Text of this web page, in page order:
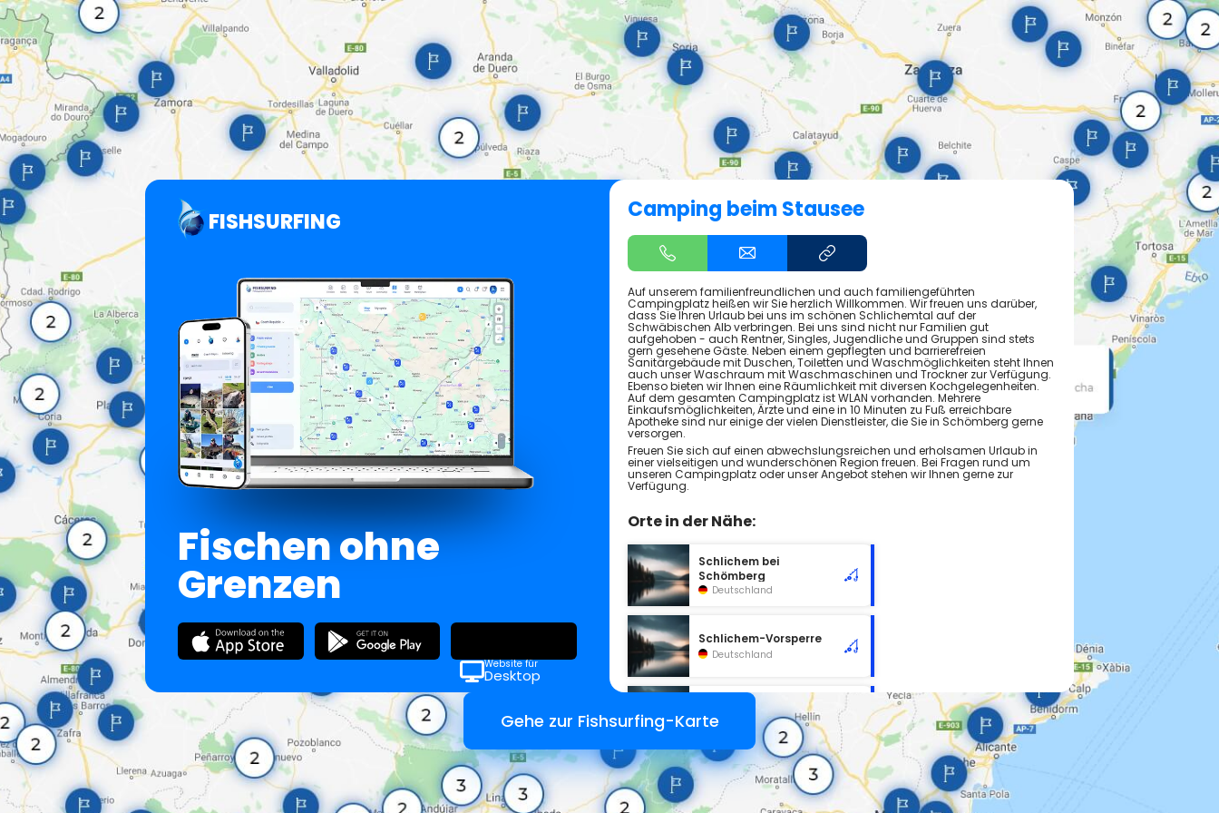
FISHSURFING
Fischen ohne
Grenzen
Website für
Desktop
Camping beim Stausee
Auf unserem familienfreundlichen und auch familiengeführten
Campingplatz heißen wir Sie herzlich Willkommen. Wir freuen uns darüber,
dass Sie Ihren Urlaub bei uns im schönen Schlichemtal auf der
Schwäbischen Alb verbringen. Bei uns sind nicht nur Familien gut
aufgehoben - auch Rentner, Singles, Jugendliche und Gruppen sind stets
gern gesehene Gäste. Neben einem gepflegten und barrierefreien
Sanitärgebäude mit Duschen, Toiletten und Waschmöglichkeiten steht Ihnen
auch unser Waschraum mit Waschmaschinen und Trockner zur Verfügung.
Ebenso bieten wir Ihnen eine Räumlichkeit mit diversen Kochgelegenheiten.
Auf dem gesamten Campingplatz ist WLAN vorhanden. Mehrere
Einkaufsmöglichkeiten, Ärzte und eine in 10 Minuten zu Fuß erreichbare
Apotheke sind nur einige der vielen Dienstleister, die Sie in Schömberg gerne
versorgen.
Freuen Sie sich auf einen abwechslungsreichen und erholsamen Urlaub in
einer vielseitigen und wunderschönen Region freuen. Bei Fragen rund um
unseren Campingplatz oder unser Angebot stehen wir Ihnen gerne zur
Verfügung.
Orte in der Nähe:
Schlichem bei
Schömberg
Deutschland
Schlichem-Vorsperre
Deutschland
Schlichemtalsperre
Deutschland
Gehe zur Fishsurfing-Karte